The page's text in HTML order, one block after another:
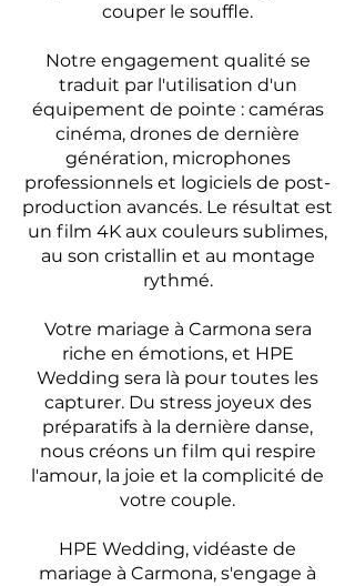
couper le souffle.
Notre engagement qualité se
traduit par l'utilisation d'un
équipement de pointe : caméras
cinéma, drones de dernière
génération, microphones
professionnels et logiciels de post-
production avancés. Le résultat est
un film 4K aux couleurs sublimes,
au son cristallin et au montage
rythmé.
Votre mariage à Carmona sera
riche en émotions, et HPE
Wedding sera là pour toutes les
capturer. Du stress joyeux des
préparatifs à la dernière danse,
nous créons un film qui respire
l'amour, la joie et la complicité de
votre couple.
HPE Wedding, vidéaste de
mariage à Carmona, s'engage à